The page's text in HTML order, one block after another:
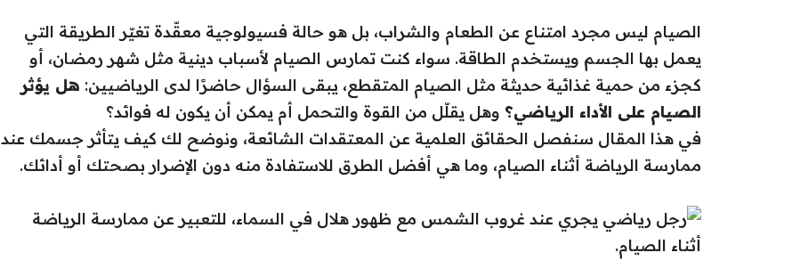
الصيام ليس مجرد امتناع عن الطعام والشراب، بل هو حالة فسيولوجية معقّدة تغيّر الطريقة التي
يعمل بها الجسم ويستخدم الطاقة. سواء كنت تمارس الصيام لأسباب دينية مثل شهر رمضان، أو
كجزء من حمية غذائية حديثة مثل الصيام المتقطع، يبقى السؤال حاضرًا لدى الرياضيين: هل يؤثر
الصيام على الأداء الرياضي؟ وهل يقلّل من القوة والتحمل أم يمكن أن يكون له فوائد؟
في هذا المقال سنفصل الحقائق العلمية عن المعتقدات الشائعة، ونوضح لك كيف يتأثر جسمك عند
ممارسة الرياضة أثناء الصيام، وما هي أفضل الطرق للاستفادة منه دون الإضرار بصحتك أو أدائك.